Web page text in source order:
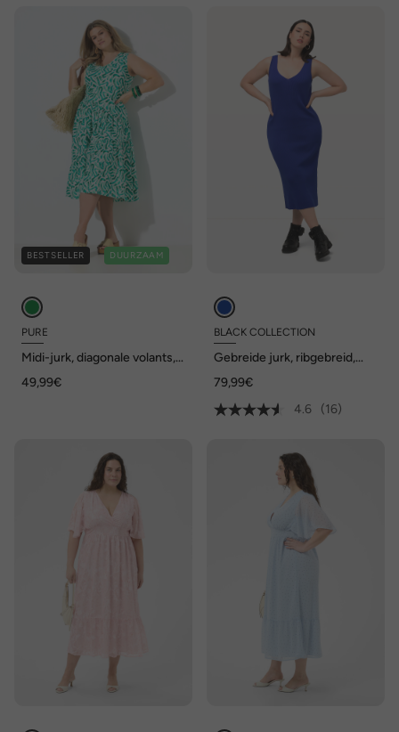
BESTSELLER DUURZAAM
PURE
Midi-jurk, diagonale volants,
49,99€
BLACK COLLECTION
Gebreide jurk, ribgebreid,
mouwloos
79,99€
4.6
(16)